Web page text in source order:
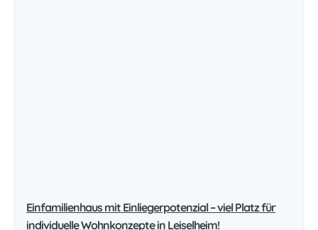
Einfamilienhaus mit Einliegerpotenzial – viel Platz für
individuelle Wohnkonzepte in Leiselheim!